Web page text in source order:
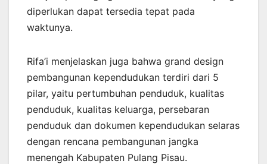
diperlukan dapat tersedia tepat pada
waktunya.
Rifa’i menjelaskan juga bahwa grand design
pembangunan kependudukan terdiri dari 5
pilar, yaitu pertumbuhan penduduk, kualitas
penduduk, kualitas keluarga, persebaran
penduduk dan dokumen kependudukan selaras
dengan rencana pembangunan jangka
menengah Kabupaten Pulang Pisau.